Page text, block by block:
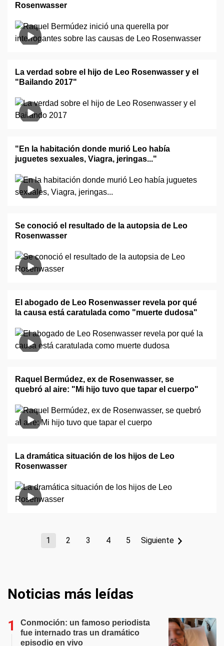
Rosenwasser
La verdad sobre el hijo de Leo Rosenwasser y el
"Bailando 2017"
"En la habitación donde murió Leo había
juguetes sexuales, Viagra, jeringas..."
Se conoció el resultado de la autopsia de Leo
Rosenwasser
El abogado de Leo Rosenwasser revela por qué
la causa está caratulada como "muerte dudosa"
Raquel Bermúdez, ex de Rosenwasser, se
quebró al aire: "Mi hijo tuvo que tapar el cuerpo"
La dramática situación de los hijos de Leo
Rosenwasser
1 2 3 4 5 Siguiente
Noticias más leídas
Conmoción: un famoso periodista
fue internado tras un dramático
episodio en vivo